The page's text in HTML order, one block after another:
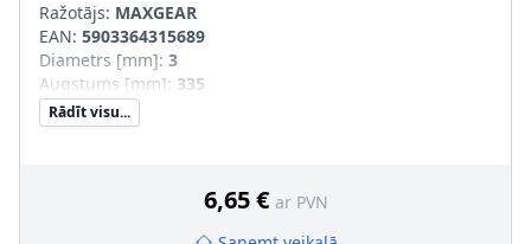
Ražotājs: MAXGEAR
EAN: 5903364315689
Diametrs [mm]: 3
Augstums [mm]: 335
Rādīt visu...
6,65 € ar PVN